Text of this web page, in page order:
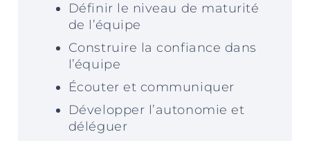
Définir le niveau de maturité
de l’équipe
Construire la confiance dans
l’équipe
Écouter et communiquer
Développer l’autonomie et
déléguer